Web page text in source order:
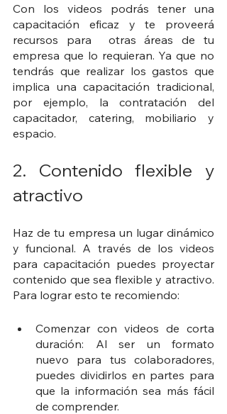
Con los videos podrás tener una
capacitación eficaz y te proveerá
recursos para  otras áreas de tu
empresa que lo requieran. Ya que no
tendrás que realizar los gastos que
implica una capacitación tradicional,
por ejemplo, la contratación del
capacitador, catering, mobiliario y
espacio.
2. Contenido flexible y
atractivo
Haz de tu empresa un lugar dinámico
y funcional. A través de los videos
para capacitación puedes proyectar
contenido que sea flexible y atractivo.
Para lograr esto te recomiendo:
Comenzar con videos de corta
duración: Al ser un formato
nuevo para tus colaboradores,
puedes dividirlos en partes para
que la información sea más fácil
de comprender.